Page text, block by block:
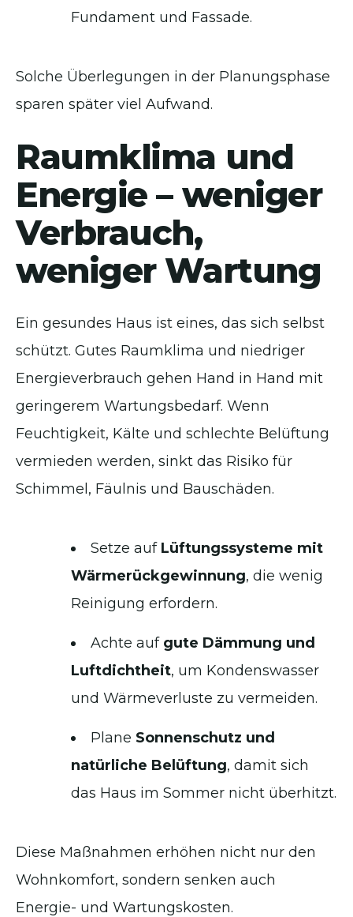
Fundament und Fassade.
Solche Überlegungen in der Planungsphase
sparen später viel Aufwand.
Raumklima und
Energie – weniger
Verbrauch,
weniger Wartung
Ein gesundes Haus ist eines, das sich selbst
schützt. Gutes Raumklima und niedriger
Energieverbrauch gehen Hand in Hand mit
geringerem Wartungsbedarf. Wenn
Feuchtigkeit, Kälte und schlechte Belüftung
vermieden werden, sinkt das Risiko für
Schimmel, Fäulnis und Bauschäden.
Setze auf Lüftungssysteme mit
Wärmerückgewinnung, die wenig
Reinigung erfordern.
Achte auf gute Dämmung und
Luftdichtheit, um Kondenswasser
und Wärmeverluste zu vermeiden.
Plane Sonnenschutz und
natürliche Belüftung, damit sich
das Haus im Sommer nicht überhitzt.
Diese Maßnahmen erhöhen nicht nur den
Wohnkomfort, sondern senken auch
Energie- und Wartungskosten.